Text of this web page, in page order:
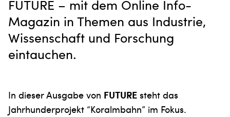
FUTURE – mit dem Online Info-
Magazin in Themen aus Industrie,
Wissenschaft und Forschung
eintauchen.
In dieser Ausgabe von FUTURE steht das
Jahrhunderprojekt “Koralmbahn” im Fokus.